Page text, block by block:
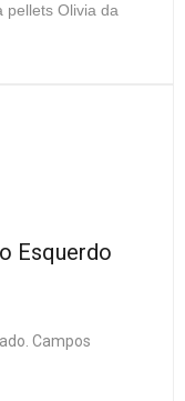
pellets Olivia da
Esquerdo
Campos